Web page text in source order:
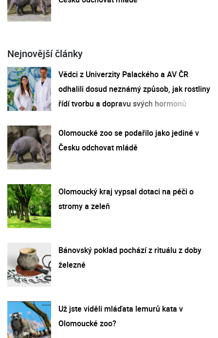
Nejnovější články
Vědci z Univerzity Palackého a AV ČR
odhalili dosud neznámý způsob, jak rostliny
řídí tvorbu a dopravu svých hormonů
Olomoucké zoo se podařilo jako jediné v
Česku odchovat mládě
Olomoucký kraj vypsal dotaci na péči o
stromy a zeleň
Bánovský poklad pochází z rituálu z doby
železné
Už jste viděli mláďata lemurů kata v
Olomoucké zoo?